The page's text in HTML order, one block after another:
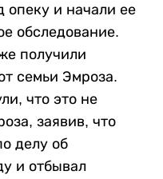
опеку и начали ее
обследование.
получили
семьи Эмроза.
что это не
заявив, что
делу об
и отбывал